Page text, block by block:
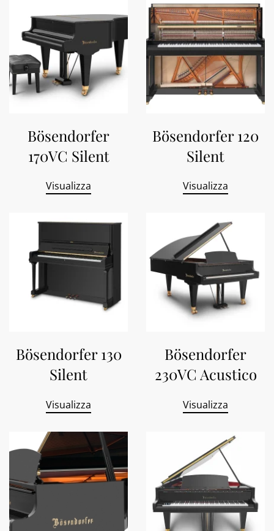
Bösendorfer
170VC Silent
Visualizza
Bösendorfer 120
Silent
Visualizza
Bösendorfer 130
Silent
Visualizza
Bösendorfer
230VC Acustico
Visualizza